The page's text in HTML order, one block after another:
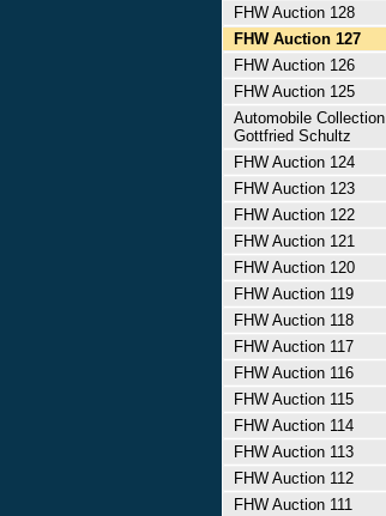
FHW Auction 128
FHW Auction 127
FHW Auction 126
FHW Auction 125
Automobile Collection
Gottfried Schultz
FHW Auction 124
FHW Auction 123
FHW Auction 122
FHW Auction 121
FHW Auction 120
FHW Auction 119
FHW Auction 118
FHW Auction 117
FHW Auction 116
FHW Auction 115
FHW Auction 114
FHW Auction 113
FHW Auction 112
FHW Auction 111